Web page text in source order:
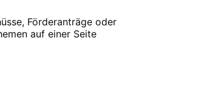
Förderanträge oder
auf einer Seite